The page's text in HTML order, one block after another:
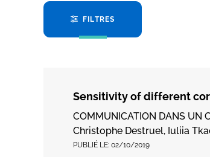
FILTRES
Sensitivity of different
COMMUNICATION DANS UN
Christophe Destruel, Iuliia
PUBLIÉ LE: 02/10/2019